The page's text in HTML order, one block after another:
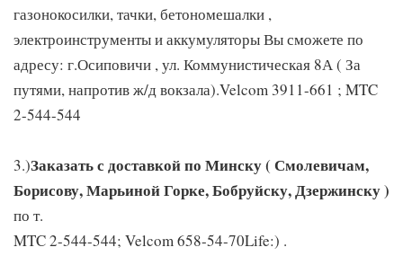
газонокосилки, тачки, бетономешалки ,
электроинструменты и аккумуляторы Вы сможете по
адресу: г.Осиповичи , ул. Коммунистическая 8А ( За
путями, напротив ж/д вокзала).Velcom 3911-661 ; MTC
2-544-544
3.)Заказать с доставкой по Минску ( Смолевичам,
Борисову, Марьиной Горке, Бобруйску, Дзержинску )
по т.
MTC 2-544-544; Velcom 658-54-70Life:) .